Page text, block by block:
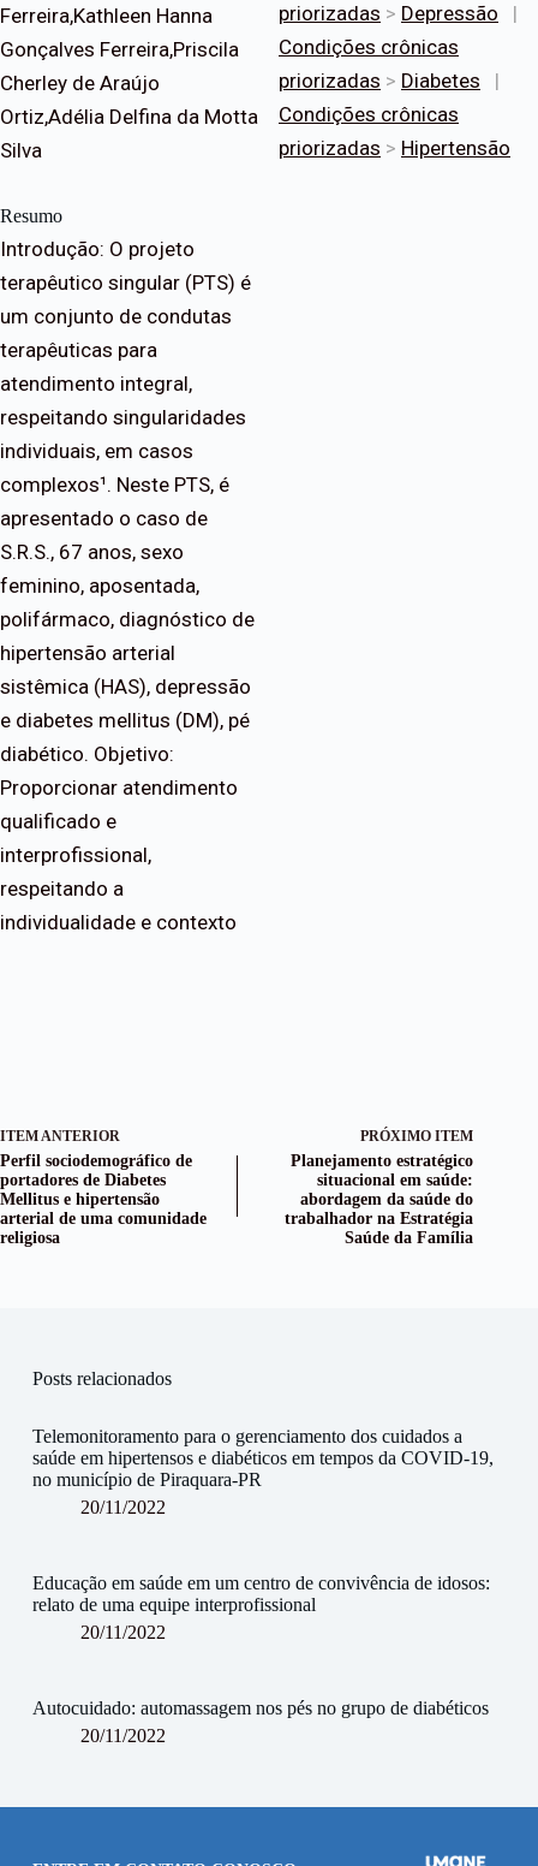
Ferreira,Kathleen Hanna
Gonçalves Ferreira,Priscila
Cherley de Araújo
Ortiz,Adélia Delfina da Motta
Silva
Resumo
Introdução: O projeto
terapêutico singular (PTS) é
um conjunto de condutas
terapêuticas para
atendimento integral,
respeitando singularidades
individuais, em casos
complexos¹. Neste PTS, é
apresentado o caso de
S.R.S., 67 anos, sexo
feminino, aposentada,
polifármaco, diagnóstico de
hipertensão arterial
sistêmica (HAS), depressão
e diabetes mellitus (DM), pé
diabético. Objetivo:
Proporcionar atendimento
qualificado e
interprofissional,
respeitando a
individualidade e contexto
priorizadas > Depressão
|
Condições crônicas
priorizadas > Diabetes
|
Condições crônicas
priorizadas > Hipertensão
ITEM ANTERIOR
Perfil sociodemográfico de
portadores de Diabetes
Mellitus e hipertensão
arterial de uma comunidade
religiosa
PRÓXIMO ITEM
Planejamento estratégico
situacional em saúde:
abordagem da saúde do
trabalhador na Estratégia
Saúde da Família
Posts relacionados
Telemonitoramento para o gerenciamento dos cuidados a
saúde em hipertensos e diabéticos em tempos da COVID-19,
no município de Piraquara-PR
20/11/2022
Educação em saúde em um centro de convivência de idosos:
relato de uma equipe interprofissional
20/11/2022
Autocuidado: automassagem nos pés no grupo de diabéticos
20/11/2022